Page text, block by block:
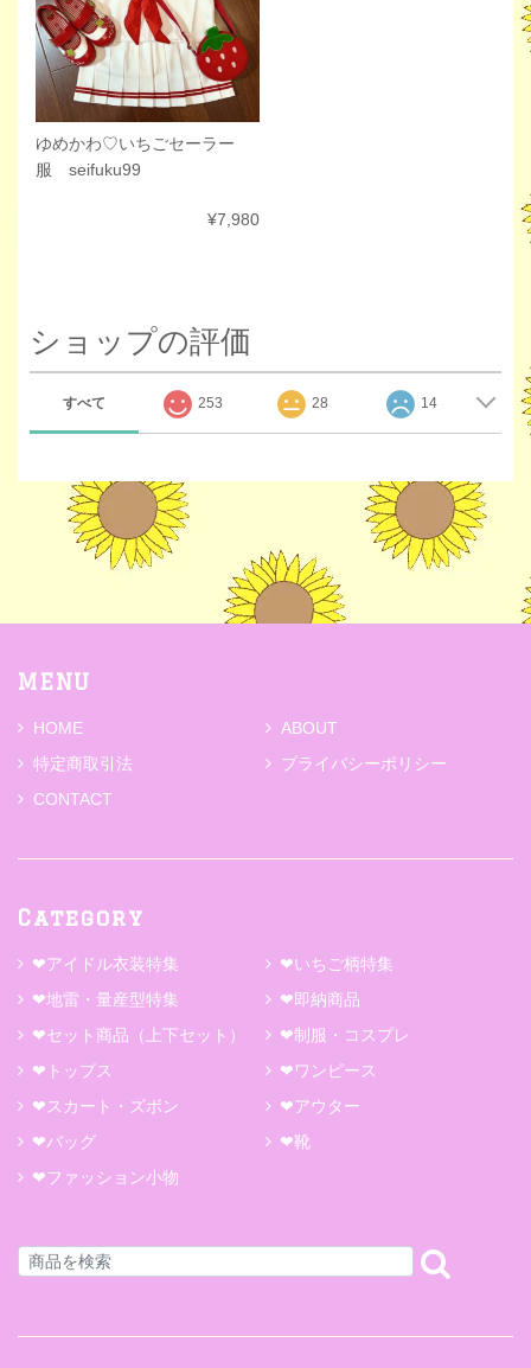
ゆめかわ♡いちごセーラー
服 seifuku99
¥7,980
ショップの評価
すべて 253 28 14
MENU
HOME
ABOUT
特定商取引法
プライバシーポリシー
CONTACT
Category
❤アイドル衣装特集
❤いちご柄特集
❤地雷・量産型特集
❤即納商品
❤セット商品（上下セット）
❤制服・コスプレ
❤トップス
❤ワンピース
❤スカート・ズボン
❤アウター
❤バッグ
❤靴
❤ファッション小物